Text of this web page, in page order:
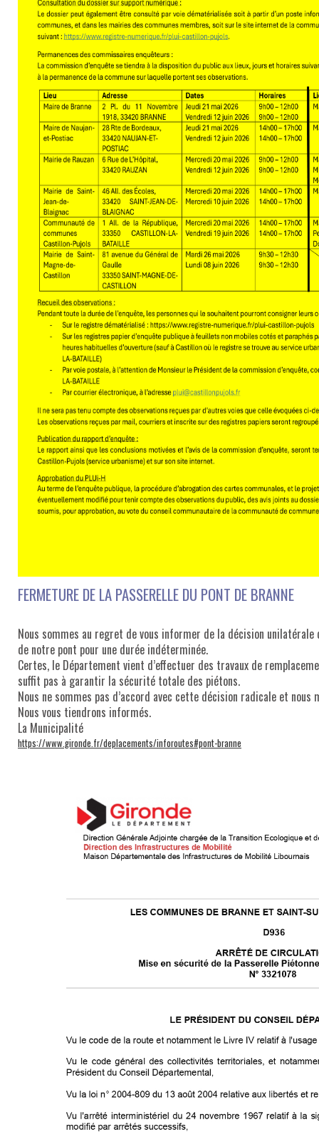
FERMETURE DE LA PASSERELLE DU PONT DE BRANNE
Nous sommes au regret de vous informer de la décision
de notre pont pour une durée indéterminée.
Certes, le Département vient d’effectuer des travaux de
suffit pas à garantir la sécurité totale des piétons.
Nous ne sommes pas d’accord avec cette décision radicale et
Nous vous tiendrons informés.
La Municipalité
https://www.gironde.fr/deplacements/inforoutes#pont-branne